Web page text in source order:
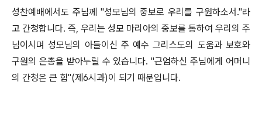
성찬예배에서도 주님께 "성모님의 중보로 우리를 구원하소서."라
고 간청합니다. 즉, 우리는 성모 마리아의 중보를 통하여 우리의 주
님이시며 성모님의 아들이신 주 예수 그리스도의 도움과 보호와
구원의 은총을 받아누릴 수 있습니다. "근엄하신 주님에게 어머니
의 간청은 큰 힘"(제6시과)이 되기 때문입니다.